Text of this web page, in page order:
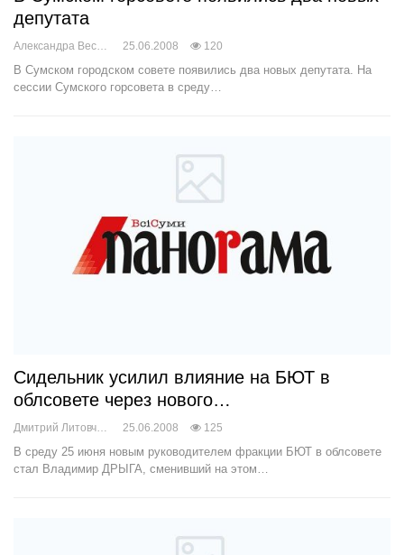
депутата
Александра Веснич 25.06.2008 120
В Сумском городском совете появились два новых депутата. На
сессии Сумского горсовета в среду…
Сидельник усилил влияние на БЮТ в
облсовете через нового…
Дмитрий Литовченко 25.06.2008 125
В среду 25 июня новым руководителем фракции БЮТ в облсовете
стал Владимир ДРЫГА, сменивший на этом…